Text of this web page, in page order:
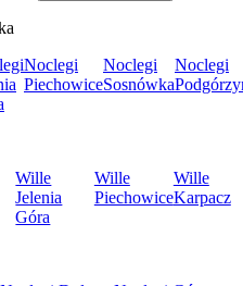
Noclegi
Piechowice
Noclegi
Sosnówka
Noclegi
Wille
Jelenia
Góra
Wille
Piechowice
Wille
Karpacz